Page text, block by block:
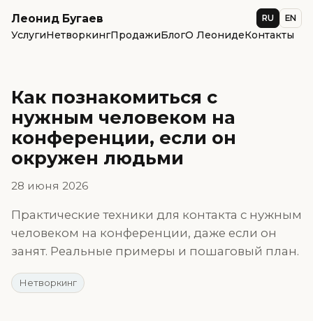
Леонид Бугаев
УслугиНетворкингПродажиБлогО ЛеонидеКонтакты
RU EN
Как познакомиться с
нужным человеком на
конференции, если он
окружен людьми
28 июня 2026
Практические техники для контакта с нужным
человеком на конференции, даже если он
занят. Реальные примеры и пошаговый план.
Нетворкинг